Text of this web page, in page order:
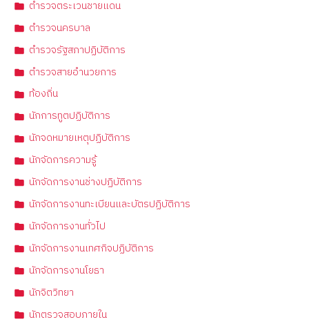
ตำรวจตระเวนชายแดน
ตำรวจนครบาล
ตำรวจรัฐสภาปฏิบัติการ
ตำรวจสายอำนวยการ
ท้องถิ่น
นักการทูตปฏิบัติการ
นักจดหมายเหตุปฏิบัติการ
นักจัดการความรู้
นักจัดการงานช่างปฏิบัติการ
นักจัดการงานทะเบียนและบัตรปฏิบัติการ
นักจัดการงานทั่วไป
นักจัดการงานเทศกิจปฏิบัติการ
นักจัดการงานโยธา
นักจิตวิทยา
นักตรวจสอบภายใน